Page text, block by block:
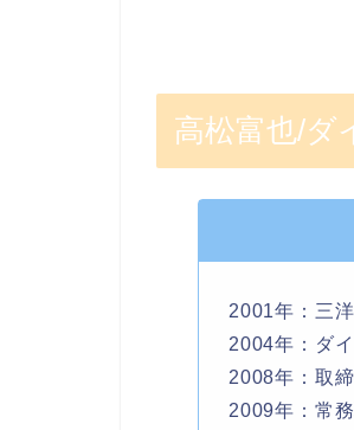
高松富也/ダ
2001年：三
2004年：ダ
2008年：取
2009年：常